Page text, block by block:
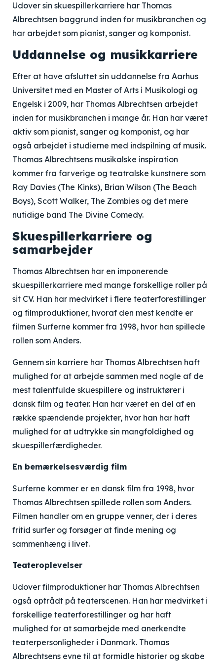
Udover sin skuespillerkarriere har Thomas
Albrechtsen baggrund inden for musikbranchen og
har arbejdet som pianist, sanger og komponist.
Uddannelse og musikkarriere
Efter at have afsluttet sin uddannelse fra Aarhus
Universitet med en Master of Arts i Musikologi og
Engelsk i 2009, har Thomas Albrechtsen arbejdet
inden for musikbranchen i mange år. Han har været
aktiv som pianist, sanger og komponist, og har
også arbejdet i studierne med indspilning af musik.
Thomas Albrechtsens musikalske inspiration
kommer fra farverige og teatralske kunstnere som
Ray Davies (The Kinks), Brian Wilson (The Beach
Boys), Scott Walker, The Zombies og det mere
nutidige band The Divine Comedy.
Skuespillerkarriere og
samarbejder
Thomas Albrechtsen har en imponerende
skuespillerkarriere med mange forskellige roller på
sit CV. Han har medvirket i flere teaterforestillinger
og filmproduktioner, hvoraf den mest kendte er
filmen Surferne kommer fra 1998, hvor han spillede
rollen som Anders.
Gennem sin karriere har Thomas Albrechtsen haft
mulighed for at arbejde sammen med nogle af de
mest talentfulde skuespillere og instruktører i
dansk film og teater. Han har været en del af en
række spændende projekter, hvor han har haft
mulighed for at udtrykke sin mangfoldighed og
skuespillerfærdigheder.
En bemærkelsesværdig film
Surferne kommer er en dansk film fra 1998, hvor
Thomas Albrechtsen spillede rollen som Anders.
Filmen handler om en gruppe venner, der i deres
fritid surfer og forsøger at finde mening og
sammenhæng i livet.
Teateroplevelser
Udover filmproduktioner har Thomas Albrechtsen
også optrådt på teaterscenen. Han har medvirket i
forskellige teaterforestillinger og har haft
mulighed for at samarbejde med anerkendte
teaterpersonligheder i Danmark. Thomas
Albrechtsens evne til at formidle historier og skabe